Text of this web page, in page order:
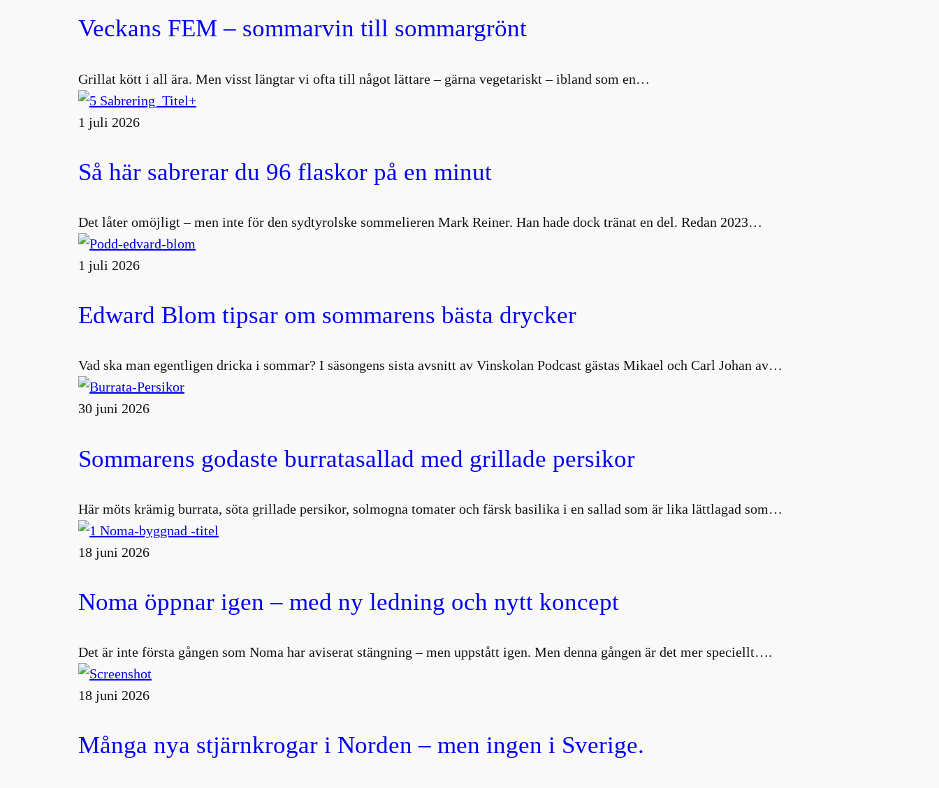
Veckans FEM – sommarvin till sommargrönt
Grillat kött i all ära. Men visst längtar vi ofta till något lättare – gärna vegetariskt – ibland som en…
1 juli 2026
Så här sabrerar du 96 flaskor på en minut
Det låter omöjligt – men inte för den sydtyrolske sommelieren Mark Reiner. Han hade dock tränat en del. Redan 2023…
1 juli 2026
Edward Blom tipsar om sommarens bästa drycker
Vad ska man egentligen dricka i sommar? I säsongens sista avsnitt av Vinskolan Podcast gästas Mikael och Carl Johan av…
30 juni 2026
Sommarens godaste burratasallad med grillade persikor
Här möts krämig burrata, söta grillade persikor, solmogna tomater och färsk basilika i en sallad som är lika lättlagad som…
18 juni 2026
Noma öppnar igen – med ny ledning och nytt koncept
Det är inte första gången som Noma har aviserat stängning – men uppstått igen. Men denna gången är det mer speciellt….
18 juni 2026
Många nya stjärnkrogar i Norden – men ingen i Sverige.